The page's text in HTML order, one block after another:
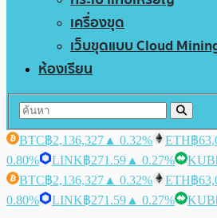
เครื่องขุด
เว็บขุดแบบ Cloud
ห้องเรียน
BTC฿2,136,327 ▲ 0.32% ETH฿
0.80%
LINK฿271.59 ▲ 0.27% KUB
BTC฿2,136,327 ▲ 0.32% ETH฿
0.80%
LINK฿271.59 ▲ 0.27% KUB